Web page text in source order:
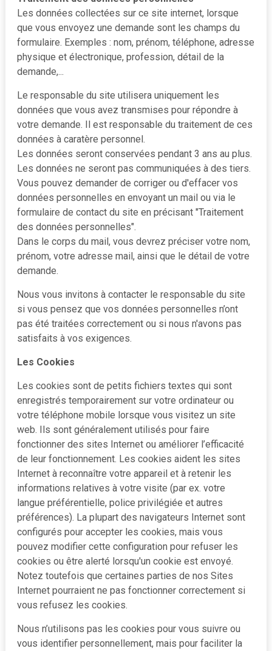
Les données collectées sur ce site internet, lorsque
que vous envoyez une demande sont les champs du
formulaire. Exemples : nom, prénom, téléphone, adresse
physique et électronique, profession, détail de la
demande,...
Le responsable du site utilisera uniquement les
données que vous avez transmises pour répondre à
votre demande. Il est responsable du traitement de ces
données à caratère personnel.
Les données seront conservées pendant 3 ans au plus.
Les données ne seront pas communiquées à des tiers.
Vous pouvez demander de corriger ou d'effacer vos
données personnelles en envoyant un mail ou via le
formulaire de contact du site en précisant "Traitement
des données personnelles".
Dans le corps du mail, vous devrez préciser votre nom,
prénom, votre adresse mail, ainsi que le détail de votre
demande.
Nous vous invitons à contacter le responsable du site
si vous pensez que vos données personnelles n’ont
pas été traitées correctement ou si nous n'avons pas
satisfaits à vos exigences.
Les Cookies
Les cookies sont de petits fichiers textes qui sont
enregistrés temporairement sur votre ordinateur ou
votre téléphone mobile lorsque vous visitez un site
web. Ils sont généralement utilisés pour faire
fonctionner des sites Internet ou améliorer l’efficacité
de leur fonctionnement. Les cookies aident les sites
Internet à reconnaître votre appareil et à retenir les
informations relatives à votre visite (par ex. votre
langue préférentielle, police privilégiée et autres
préférences). La plupart des navigateurs Internet sont
configurés pour accepter les cookies, mais vous
pouvez modifier cette configuration pour refuser les
cookies ou être alerté lorsqu'un cookie est envoyé.
Notez toutefois que certaines parties de nos Sites
Internet pourraient ne pas fonctionner correctement si
vous refusez les cookies.
Nous n’utilisons pas les cookies pour vous suivre ou
vous identifier personnellement, mais pour faciliter la